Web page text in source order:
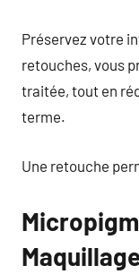
Préservez votre
retouches, vous
traitée, tout en
terme.
Une retouche